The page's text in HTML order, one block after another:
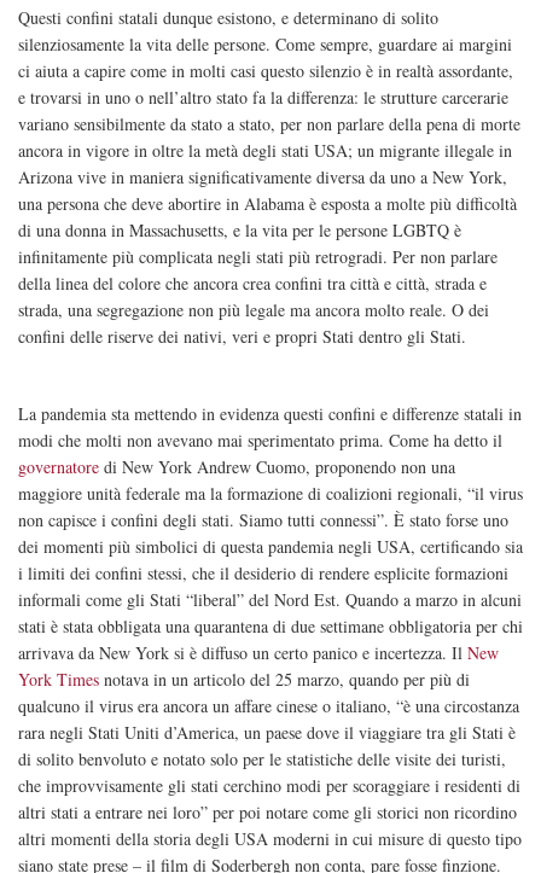
Questi confini statali dunque esistono, e determinano di solito
silenziosamente la vita delle persone. Come sempre, guardare ai margini
ci aiuta a capire come in molti casi questo silenzio è in realtà assordante,
e trovarsi in uno o nell’altro stato fa la differenza: le strutture carcerarie
variano sensibilmente da stato a stato, per non parlare della pena di morte
ancora in vigore in oltre la metà degli stati USA; un migrante illegale in
Arizona vive in maniera significativamente diversa da uno a New York,
una persona che deve abortire in Alabama è esposta a molte più difficoltà
di una donna in Massachusetts, e la vita per le persone LGBTQ è
infinitamente più complicata negli stati più retrogradi. Per non parlare
della linea del colore che ancora crea confini tra città e città, strada e
strada, una segregazione non più legale ma ancora molto reale. O dei
confini delle riserve dei nativi, veri e propri Stati dentro gli Stati.
La pandemia sta mettendo in evidenza questi confini e differenze statali in
modi che molti non avevano mai sperimentato prima. Come ha detto il
governatore di New York Andrew Cuomo, proponendo non una
maggiore unità federale ma la formazione di coalizioni regionali, “il virus
non capisce i confini degli stati. Siamo tutti connessi”. È stato forse uno
dei momenti più simbolici di questa pandemia negli USA, certificando sia
i limiti dei confini stessi, che il desiderio di rendere esplicite formazioni
informali come gli Stati “liberal” del Nord Est. Quando a marzo in alcuni
stati è stata obbligata una quarantena di due settimane obbligatoria per chi
arrivava da New York si è diffuso un certo panico e incertezza. Il New
York Times notava in un articolo del 25 marzo, quando per più di
qualcuno il virus era ancora un affare cinese o italiano, “è una circostanza
rara negli Stati Uniti d’America, un paese dove il viaggiare tra gli Stati è
di solito benvoluto e notato solo per le statistiche delle visite dei turisti,
che improvvisamente gli stati cerchino modi per scoraggiare i residenti di
altri stati a entrare nei loro” per poi notare come gli storici non ricordino
altri momenti della storia degli USA moderni in cui misure di questo tipo
siano state prese – il film di Soderbergh non conta, pare fosse finzione.